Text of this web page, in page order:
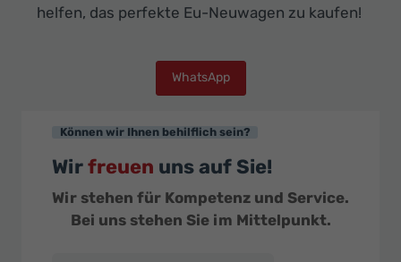
helfen, das perfekte Eu-Neuwagen zu kaufen!
WhatsApp
Können wir Ihnen behilflich sein?
Wirfreuen uns auf Sie!
Wir stehen für Kompetenz und Service.
Bei uns stehen Sie im Mittelpunkt.